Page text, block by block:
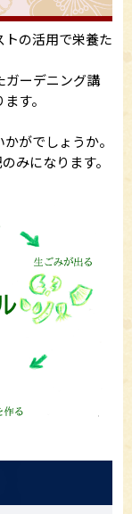
トの活用で栄養た
ガーデニング講
す。
がでしょうか。
みになります。